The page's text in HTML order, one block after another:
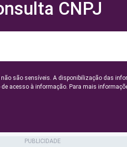
CNPJ
são sensíveis. A disponibilização das
acesso à informação. Para mais